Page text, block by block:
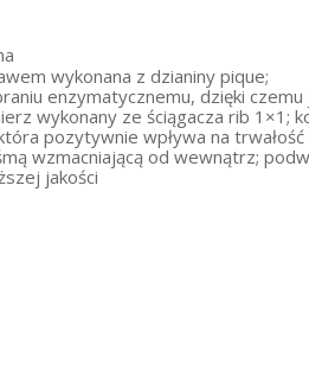
wykonana z dzianiny pique;
enzymatycznemu, dzięki czemu
wykonany ze ściągacza rib 1×1;
pozytywnie wpływa na
wzmacniającą od wewnątrz;
jakości